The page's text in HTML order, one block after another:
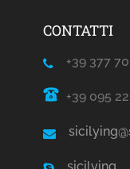
CONTATTI
+39 377
+39 095